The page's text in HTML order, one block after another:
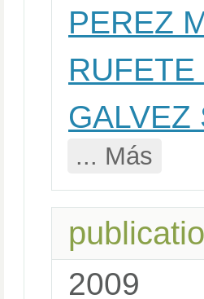
PEREZ
GALVEZ
... Más
2009